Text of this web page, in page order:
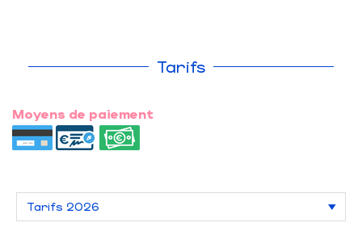
Tarifs
Moyens de paiement